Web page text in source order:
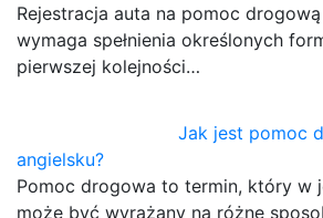
Rejestracja auta na pomoc
wymaga spełnienia określonych
pierwszej kolejności…
Jak jest pomoc
angielsku?
Pomoc drogowa to termin, który w
może być wyrażany na różne